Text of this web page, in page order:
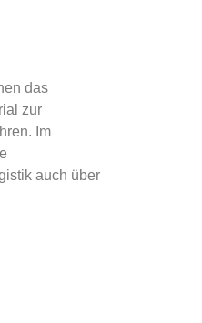
das
zur
Im
auch über